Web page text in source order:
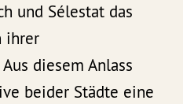
und Sélestat das
ihrer
diesem Anlass
beider Städte eine